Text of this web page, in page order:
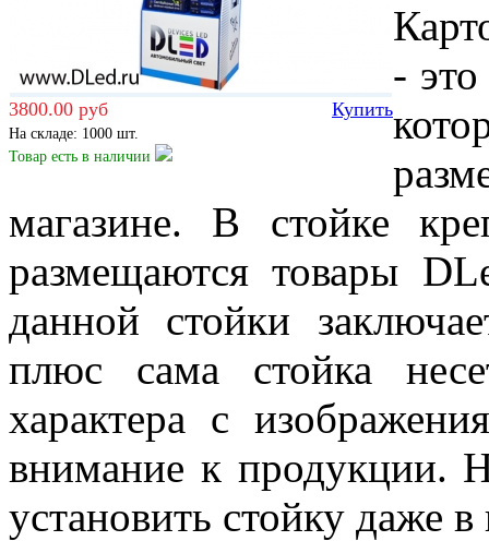
3800.00 руб Купить
На складе: 1000 шт.
Товар есть в наличии
-
магазине. В стойке
размещаются товары
данной стойки
плюс сама стойка
характера с
внимание к продукции.
установить стойку даже